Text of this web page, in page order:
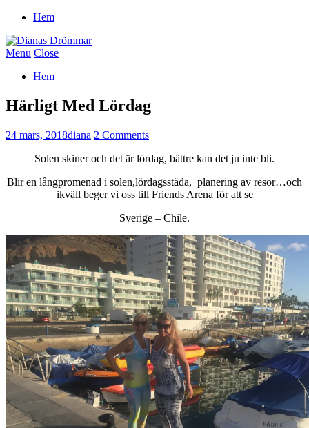
Hem
Menu Close
Hem
Härligt Med Lördag
24 mars, 2018diana 2 Comments
Solen skiner och det är lördag, bättre kan det ju inte bli.
Blir en långpromenad i solen,lördagsstäda, planering av resor…och
ikväll beger vi oss till Friends Arena för att se
Sverige – Chile.